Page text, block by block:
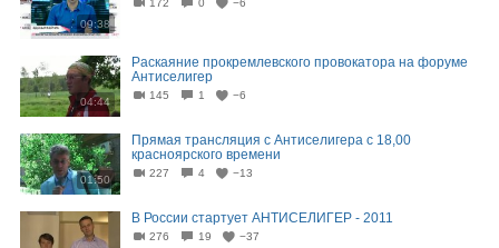
09:38
172 0 −6
04:44
Раскаяние прокремлевского провокатора на форуме
Антиселигер
145 1 −6
01:50
Прямая трансляция с Антиселигера с 18,00
красноярского времени
227 4 −13
В России стартует АНТИСЕЛИГЕР - 2011
276 19 −37